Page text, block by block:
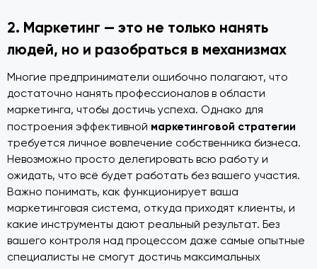
2. Маркетинг — это не только нанять
людей, но и разобраться в механизмах
Многие предприниматели ошибочно полагают, что
достаточно нанять профессионалов в области
маркетинга, чтобы достичь успеха. Однако для
построения эффективной маркетинговой стратегии
требуется личное вовлечение собственника бизнеса.
Невозможно просто делегировать всю работу и
ожидать, что всё будет работать без вашего участия.
Важно понимать, как функционирует ваша
маркетинговая система, откуда приходят клиенты, и
какие инструменты дают реальный результат. Без
вашего контроля над процессом даже самые опытные
специалисты не смогут достичь максимальных